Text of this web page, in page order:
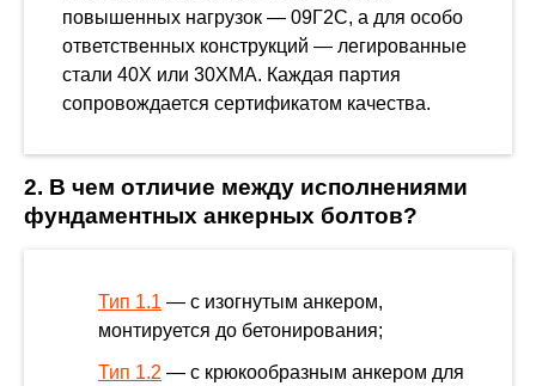
повышенных нагрузок — 09Г2С, а для особо
ответственных конструкций — легированные
стали 40Х или 30ХМА. Каждая партия
сопровождается сертификатом качества.
2. В чем отличие между исполнениями
фундаментных анкерных болтов?
Тип 1.1 — с изогнутым анкером,
монтируется до бетонирования;
Тип 1.2 — с крюкообразным анкером для